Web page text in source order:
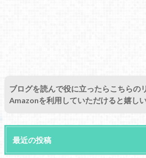
ブログを読んで役に立ったらこちらの
Amazonを利用していただけると嬉し
最近の投稿